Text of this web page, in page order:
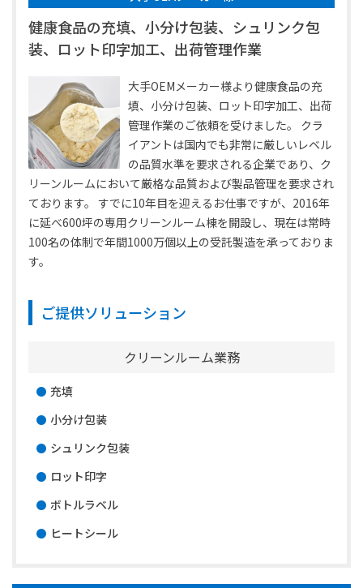
健康食品の充填、小分け包装、シュリンク包
装、ロット印字加工、出荷管理作業
大手OEMメーカー様より健康食品の充
填、小分け包装、ロット印字加工、出荷
管理作業のご依頼を受けました。 クラ
イアントは国内でも非常に厳しいレベル
の品質水準を要求される企業であり、ク
リーンルームにおいて厳格な品質および製品管理を要求され
ております。 すでに10年目を迎えるお仕事ですが、2016年
に延べ600坪の専用クリーンルーム棟を開設し、現在は常時
100名の体制で年間1000万個以上の受託製造を承っておりま
す。
ご提供ソリューション
クリーンルーム業務
充填
小分け包装
シュリンク包装
ロット印字
ボトルラベル
ヒートシール